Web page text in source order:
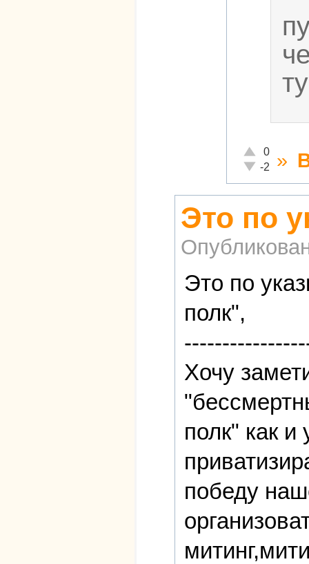
Отлично!
0
Неадекватно!
-2 »
Это по
Это по
полк",
Хочу
полк" как
победу